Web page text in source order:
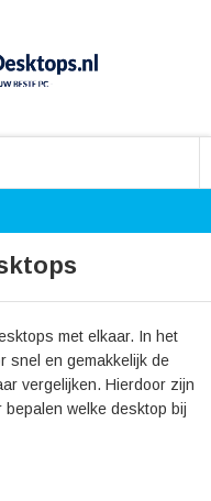
met elkaar. In het
snel en gemakkelijk de
vergelijken. Hierdoor zijn
welke desktop bij